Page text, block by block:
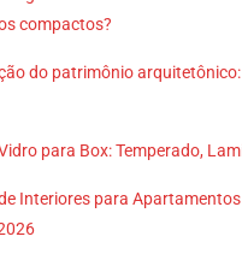
compactos?
do patrimônio
para Box: Temperado,
Interiores para